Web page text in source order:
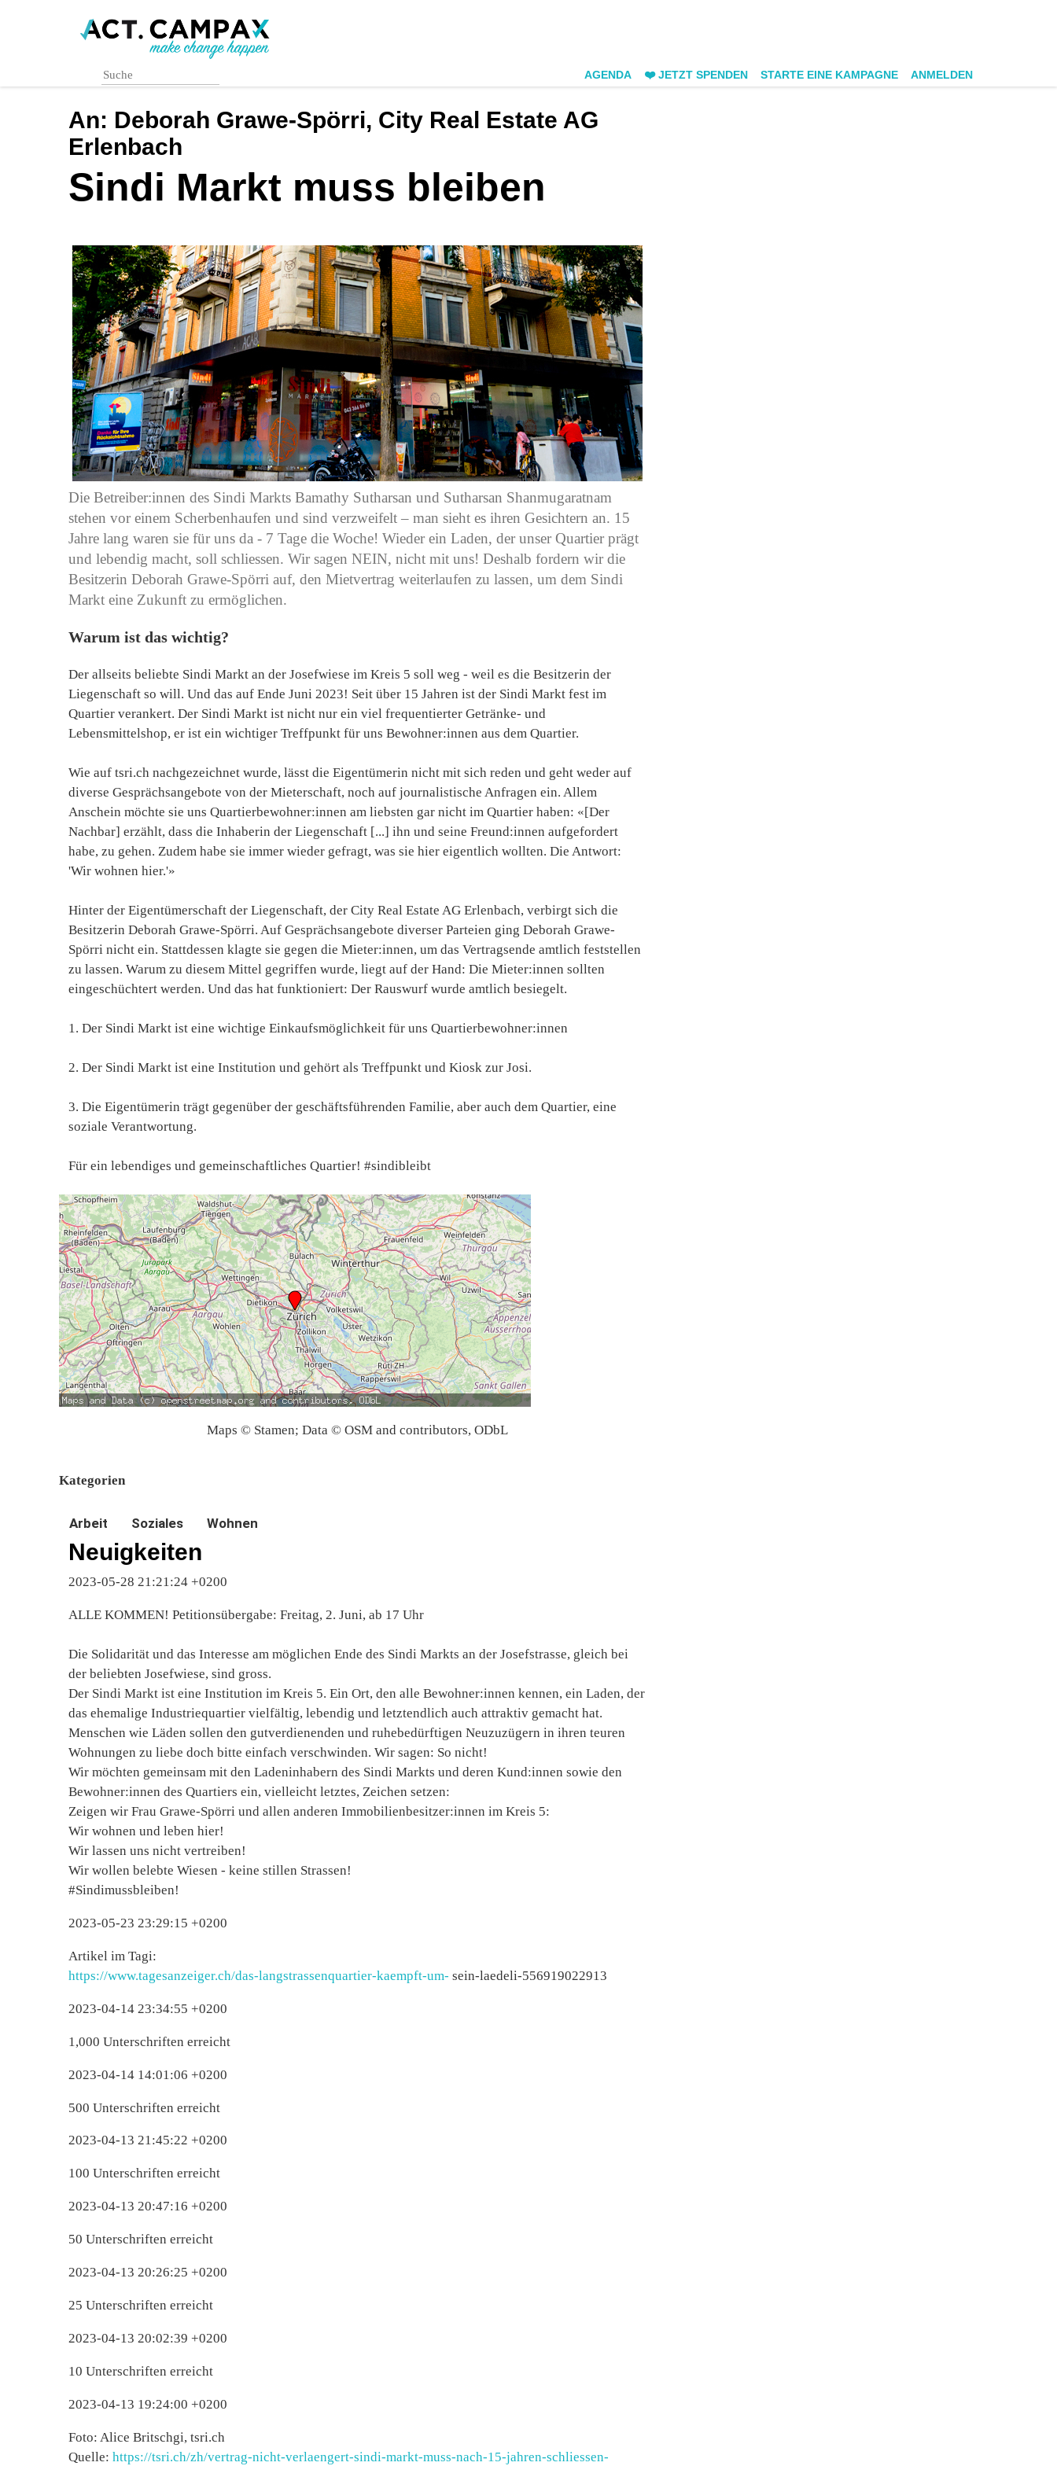
AGENDA ❤️ JETZT SPENDEN STARTE EINE KAMPAGNE ANMELDEN
An: Deborah Grawe-Spörri, City Real Estate AG
Erlenbach
Sindi Markt muss bleiben
Die Betreiber:innen des Sindi Markts Bamathy Sutharsan und Sutharsan Shanmugaratnam
stehen vor einem Scherbenhaufen und sind verzweifelt – man sieht es ihren Gesichtern an. 15
Jahre lang waren sie für uns da - 7 Tage die Woche! Wieder ein Laden, der unser Quartier prägt
und lebendig macht, soll schliessen. Wir sagen NEIN, nicht mit uns! Deshalb fordern wir die
Besitzerin Deborah Grawe-Spörri auf, den Mietvertrag weiterlaufen zu lassen, um dem Sindi
Markt eine Zukunft zu ermöglichen.
Warum ist das wichtig?
Der allseits beliebte Sindi Markt an der Josefwiese im Kreis 5 soll weg - weil es die Besitzerin der
Liegenschaft so will. Und das auf Ende Juni 2023! Seit über 15 Jahren ist der Sindi Markt fest im
Quartier verankert. Der Sindi Markt ist nicht nur ein viel frequentierter Getränke- und
Lebensmittelshop, er ist ein wichtiger Treffpunkt für uns Bewohner:innen aus dem Quartier.
Wie auf tsri.ch nachgezeichnet wurde, lässt die Eigentümerin nicht mit sich reden und geht weder auf
diverse Gesprächsangebote von der Mieterschaft, noch auf journalistische Anfragen ein. Allem
Anschein möchte sie uns Quartierbewohner:innen am liebsten gar nicht im Quartier haben: «[Der
Nachbar] erzählt, dass die Inhaberin der Liegenschaft [...] ihn und seine Freund:innen aufgefordert
habe, zu gehen. Zudem habe sie immer wieder gefragt, was sie hier eigentlich wollten. Die Antwort:
'Wir wohnen hier.'»
Hinter der Eigentümerschaft der Liegenschaft, der City Real Estate AG Erlenbach, verbirgt sich die
Besitzerin Deborah Grawe-Spörri. Auf Gesprächsangebote diverser Parteien ging Deborah Grawe-
Spörri nicht ein. Stattdessen klagte sie gegen die Mieter:innen, um das Vertragsende amtlich feststellen
zu lassen. Warum zu diesem Mittel gegriffen wurde, liegt auf der Hand: Die Mieter:innen sollten
eingeschüchtert werden. Und das hat funktioniert: Der Rauswurf wurde amtlich besiegelt.
1. Der Sindi Markt ist eine wichtige Einkaufsmöglichkeit für uns Quartierbewohner:innen
2. Der Sindi Markt ist eine Institution und gehört als Treffpunkt und Kiosk zur Josi.
3. Die Eigentümerin trägt gegenüber der geschäftsführenden Familie, aber auch dem Quartier, eine
soziale Verantwortung.
Für ein lebendiges und gemeinschaftliches Quartier! #sindibleibt
Maps © Stamen; Data © OSM and contributors, ODbL
Kategorien
Arbeit Soziales Wohnen
Neuigkeiten
2023-05-28 21:21:24 +0200
ALLE KOMMEN! Petitionsübergabe: Freitag, 2. Juni, ab 17 Uhr
Die Solidarität und das Interesse am möglichen Ende des Sindi Markts an der Josefstrasse, gleich bei
der beliebten Josefwiese, sind gross.
Der Sindi Markt ist eine Institution im Kreis 5. Ein Ort, den alle Bewohner:innen kennen, ein Laden, der
das ehemalige Industriequartier vielfältig, lebendig und letztendlich auch attraktiv gemacht hat.
Menschen wie Läden sollen den gutverdienenden und ruhebedürftigen Neuzuzügern in ihren teuren
Wohnungen zu liebe doch bitte einfach verschwinden. Wir sagen: So nicht!
Wir möchten gemeinsam mit den Ladeninhabern des Sindi Markts und deren Kund:innen sowie den
Bewohner:innen des Quartiers ein, vielleicht letztes, Zeichen setzen:
Zeigen wir Frau Grawe-Spörri und allen anderen Immobilienbesitzer:innen im Kreis 5:
Wir wohnen und leben hier!
Wir lassen uns nicht vertreiben!
Wir wollen belebte Wiesen - keine stillen Strassen!
#Sindimussbleiben!
2023-05-23 23:29:15 +0200
Artikel im Tagi:
https://www.tagesanzeiger.ch/das-langstrassenquartier-kaempft-um- sein-laedeli-556919022913
2023-04-14 23:34:55 +0200
1,000 Unterschriften erreicht
2023-04-14 14:01:06 +0200
500 Unterschriften erreicht
2023-04-13 21:45:22 +0200
100 Unterschriften erreicht
2023-04-13 20:47:16 +0200
50 Unterschriften erreicht
2023-04-13 20:26:25 +0200
25 Unterschriften erreicht
2023-04-13 20:02:39 +0200
10 Unterschriften erreicht
2023-04-13 19:24:00 +0200
Foto: Alice Britschgi, tsri.ch
Quelle: https://tsri.ch/zh/vertrag-nicht-verlaengert-sindi-markt-muss-nach-15-jahren-schliessen-